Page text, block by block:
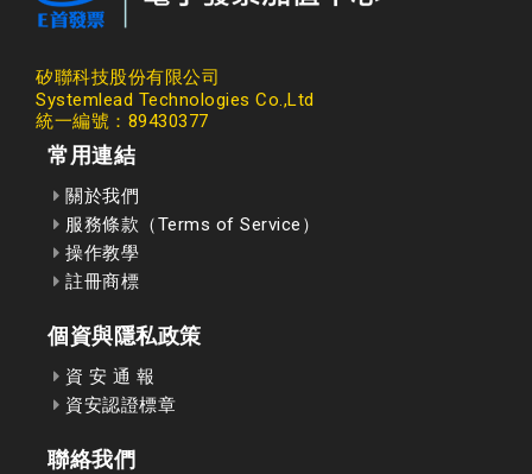
矽聯科技股份有限公司
Systemlead Technologies Co.,Ltd
統一編號：89430377
常用連結
關於我們
服務條款（Terms of Service）
操作教學
註冊商標
個資與隱私政策
資 安 通 報
資安認證標章
聯絡我們